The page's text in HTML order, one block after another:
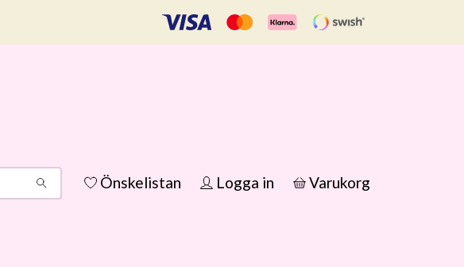
Önskelistan Logga in Varukorg